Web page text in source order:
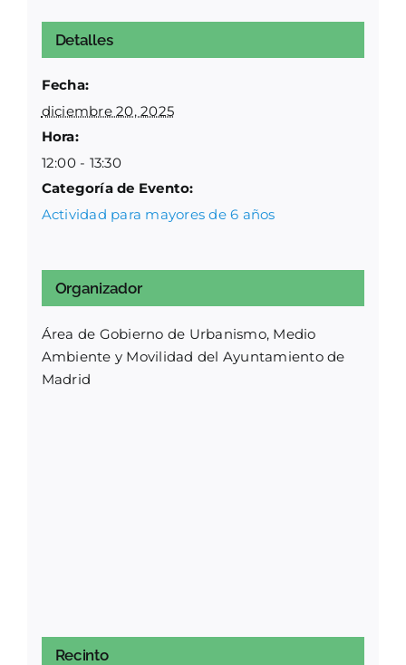
Detalles
Fecha:
diciembre 20, 2025
Hora:
12:00 - 13:30
Categoría de Evento:
Actividad para mayores de 6 años
Organizador
Área de Gobierno de Urbanismo, Medio
Ambiente y Movilidad del Ayuntamiento de
Madrid
Recinto